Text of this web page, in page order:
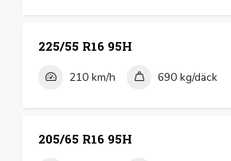
225/55 R16 95H
210 km/h 690 kg/däck
205/65 R16 95H